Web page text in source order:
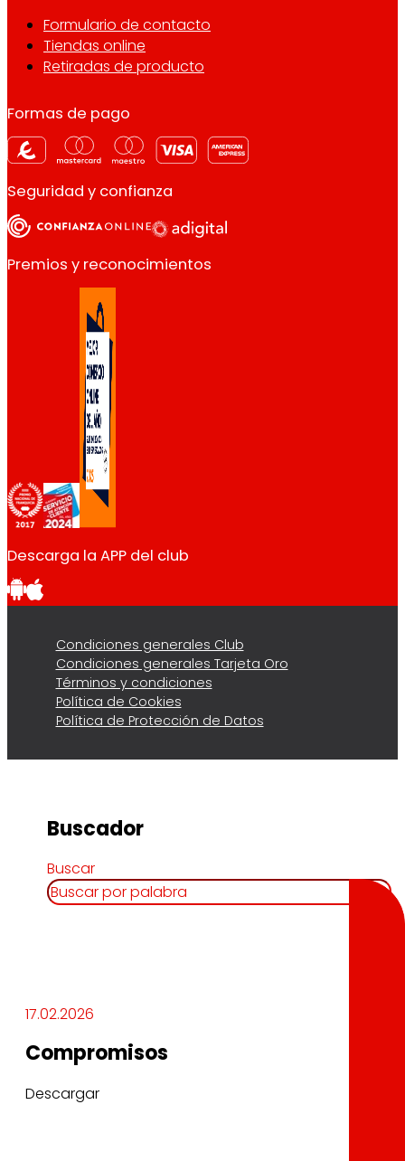
Formulario de contacto
Tiendas online
Retiradas de producto
Formas de pago
Seguridad y confianza
Premios y reconocimientos
Descarga la APP del club
Condiciones generales Club
Condiciones generales Tarjeta Oro
Términos y condiciones
Política de Cookies
Política de Protección de Datos
Buscador
Buscar
17.02.2026
Compromisos
Descargar